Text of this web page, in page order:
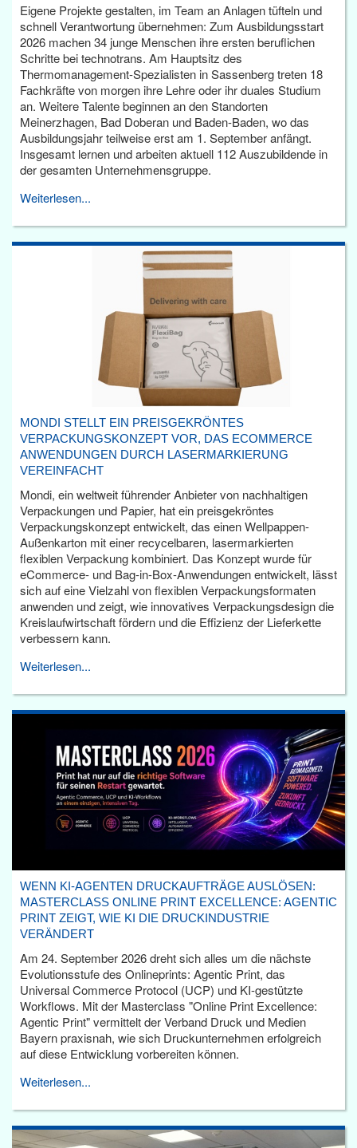
Eigene Projekte gestalten, im Team an Anlagen tüfteln und
schnell Verantwortung übernehmen: Zum Ausbildungsstart
2026 machen 34 junge Menschen ihre ersten beruflichen
Schritte bei technotrans. Am Hauptsitz des
Thermomanagement-Spezialisten in Sassenberg treten 18
Fachkräfte von morgen ihre Lehre oder ihr duales Studium
an. Weitere Talente beginnen an den Standorten
Meinerzhagen, Bad Doberan und Baden-Baden, wo das
Ausbildungsjahr teilweise erst am 1. September anfängt.
Insgesamt lernen und arbeiten aktuell 112 Auszubildende in
der gesamten Unternehmensgruppe.
Weiterlesen...
MONDI STELLT EIN PREISGEKRÖNTES
VERPACKUNGSKONZEPT VOR, DAS ECOMMERCE
ANWENDUNGEN DURCH LASERMARKIERUNG
VEREINFACHT
Mondi, ein weltweit führender Anbieter von nachhaltigen
Verpackungen und Papier, hat ein preisgekröntes
Verpackungskonzept entwickelt, das einen Wellpappen-
Außenkarton mit einer recycelbaren, lasermarkierten
flexiblen Verpackung kombiniert. Das Konzept wurde für
eCommerce- und Bag-in-Box-Anwendungen entwickelt, lässt
sich auf eine Vielzahl von flexiblen Verpackungsformaten
anwenden und zeigt, wie innovatives Verpackungsdesign die
Kreislaufwirtschaft fördern und die Effizienz der Lieferkette
verbessern kann.
Weiterlesen...
WENN KI-AGENTEN DRUCKAUFTRÄGE AUSLÖSEN:
MASTERCLASS ONLINE PRINT EXCELLENCE: AGENTIC
PRINT ZEIGT, WIE KI DIE DRUCKINDUSTRIE
VERÄNDERT
Am 24. September 2026 dreht sich alles um die nächste
Evolutionsstufe des Onlineprints: Agentic Print, das
Universal Commerce Protocol (UCP) und KI-gestützte
Workflows. Mit der Masterclass "Online Print Excellence:
Agentic Print" vermittelt der Verband Druck und Medien
Bayern praxisnah, wie sich Druckunternehmen erfolgreich
auf diese Entwicklung vorbereiten können.
Weiterlesen...